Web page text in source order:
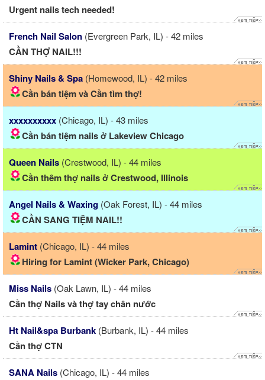
Urgent nails tech needed!
French Nail Salon (Evergreen Park, IL) - 42 miles
CẦN THỢ NAIL!!!
Shiny Nails & Spa (Homewood, IL) - 42 miles
Cần bán tiệm và Cần tìm thợ!
xxxxxxxxxx (Chicago, IL) - 43 miles
Cần bán tiệm nails ở Lakeview Chicago
Queen Nails (Crestwood, IL) - 44 miles
Cần thêm thợ nails ở Crestwood, Illinois
Angel Nails & Waxing (Oak Forest, IL) - 44 miles
CẦN SANG TIỆM NAIL!!
Lamint (Chicago, IL) - 44 miles
Hiring for Lamint (Wicker Park, Chicago)
Miss Nails (Oak Lawn, IL) - 44 miles
Cần thợ Nails và thợ tay chân nước
Ht Nail&spa Burbank (Burbank, IL) - 44 miles
Cần thợ CTN
SANA Nails (Chicago, IL) - 44 miles